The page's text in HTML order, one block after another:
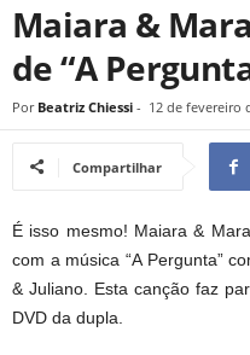
Maiara &
de “A
Por Beatriz Chiessi - 12 de fevereiro
Compartilhar
É isso mesmo! Maiara &
com a música “A Pergunta”
& Juliano. Esta canção faz
DVD da dupla.